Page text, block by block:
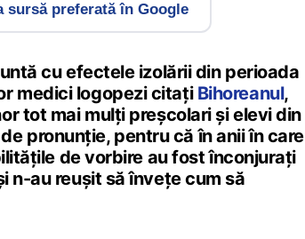
sursă preferată în Google
cu efectele izolării din perioada
medici logopezi citați Bihoreanul,
tot mai mulți preșcolari și elevi din
pronunție, pentru că în anii în care
de vorbire au fost înconjurați
n-au reușit să învețe cum să